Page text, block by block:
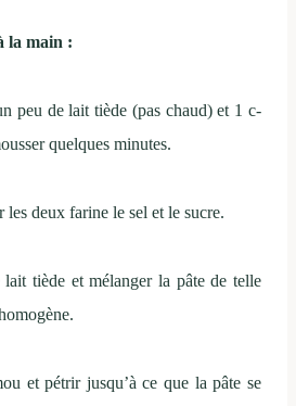
la main :
peu de lait tiède (pas chaud) et 1 c-
quelques minutes.
les deux farine le sel et le sucre.
tiède et mélanger la pâte de telle
et pétrir jusqu’à ce que la pâte se